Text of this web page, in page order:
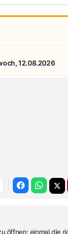
12.08.2026
öffnen: einmal die